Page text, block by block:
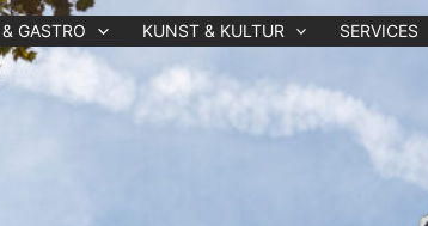
GASTRO KUNST & KULTUR SERVICES